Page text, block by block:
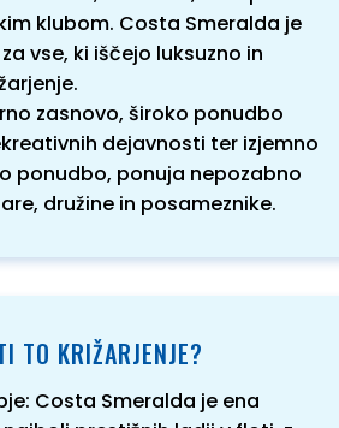
klubom. Costa Smeralda je
vse, ki iščejo luksuzno in
zasnovo, široko ponudbo
dejavnosti ter izjemno
ponudbo, ponuja nepozabno
družine in posameznike.
TO KRIŽARJENJE?
Costa Smeralda je ena